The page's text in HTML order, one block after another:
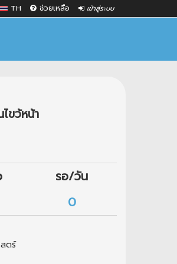
TH ช่วยเหลือ เข้าสู่ระบบ
ขว้หน้า
รอ/วัน
0
ตร์